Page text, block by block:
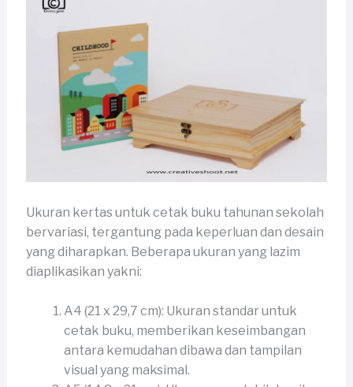
Ukuran kertas untuk cetak buku tahunan sekolah
bervariasi, tergantung pada keperluan dan desain
yang diharapkan. Beberapa ukuran yang lazim
diaplikasikan yakni:
A4 (21 x 29,7 cm): Ukuran standar untuk
cetak buku, memberikan keseimbangan
antara kemudahan dibawa dan tampilan
visual yang maksimal.